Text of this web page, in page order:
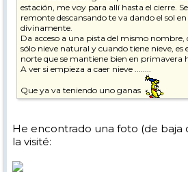
estación, me voy para allí hasta el cierre.
remonte descansando te va dando el sol en
divinamente.
Da acceso a una pista del mismo nombre,
sólo nieve natural y cuando tiene nieve, es
norte que se mantiene bien en primavera
A ver si empieza a caer nieve ........
Que ya va teniendo uno ganas
He encontrado una foto (de baja
la visité: